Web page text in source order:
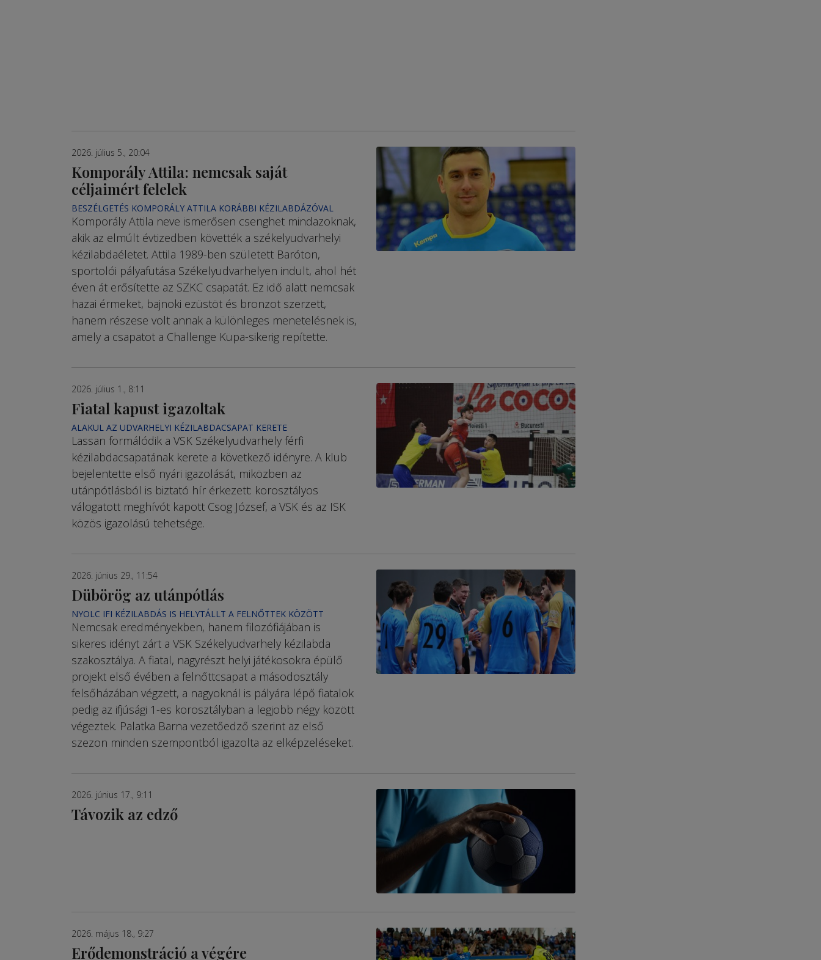
2026. július 5., 20:04
Komporály Attila: nemcsak saját
céljaimért felelek
BESZÉLGETÉS KOMPORÁLY ATTILA KORÁBBI KÉZILABDÁZÓVAL
Komporály Attila neve ismerősen csenghet mindazoknak,
akik az elmúlt évtizedben követték a székelyudvarhelyi
kézilabda­életet. Attila 1989-ben született Baróton,
sportolói pályafutása Székelyudvarhelyen indult, ahol hét
éven át erősítette az SZKC csapatát. Ez idő alatt nemcsak
hazai érmeket, bajnoki ezüstöt és bronzot szerzett,
hanem részese volt annak a különleges menetelésnek is,
amely a csapatot a Challenge Kupa-sikerig repítette.
2026. július 1., 8:11
Fiatal kapust igazoltak
ALAKUL AZ UDVARHELYI KÉZILABDACSAPAT KERETE
Lassan formálódik a VSK Székelyudvarhely férfi
kézilabdacsapatának kerete a következő idényre. A klub
bejelentette első nyári igazolását, miközben az
utánpótlásból is biztató hír érkezett: korosztályos
válogatott meghívót kapott Csog József, a VSK és az ISK
közös igazolású tehetsége.
2026. június 29., 11:54
Dübörög az utánpótlás
NYOLC IFI KÉZILABDÁS IS HELYTÁLLT A FELNŐTTEK KÖZÖTT
Nemcsak eredményekben, hanem filozófiájában is
sikeres idényt zárt a VSK Székelyudvarhely kézilabda
szakosztálya. A fiatal, nagyrészt helyi játékosokra épülő
projekt első évében a felnőttcsapat a másodosztály
felsőházában végzett, a nagyoknál is pályára lépő fiatalok
pedig az ifjúsági 1-es korosztályban a legjobb négy között
végeztek. Palatka Barna vezetőedző szerint az első
szezon minden szempontból igazolta az elképzeléseket.
2026. június 17., 9:11
Távozik az edző
2026. május 18., 9:27
Erődemonstráció a végére